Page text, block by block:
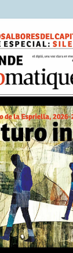
en un
rivalidad entre